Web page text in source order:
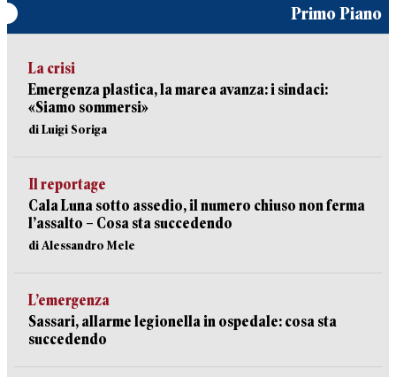
Primo Piano
La crisi
Emergenza plastica, la marea avanza: i sindaci:
«Siamo sommersi»
di Luigi Soriga
Il reportage
Cala Luna sotto assedio, il numero chiuso non ferma
l’assalto – Cosa sta succedendo
di Alessandro Mele
L’emergenza
Sassari, allarme legionella in ospedale: cosa sta
succedendo